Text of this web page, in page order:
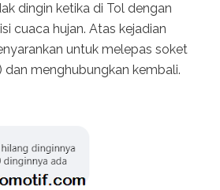
dingin ketika di Tol dengan
cuaca hujan. Atas kejadian
untuk melepas soket
dan menghubungkan kembali.